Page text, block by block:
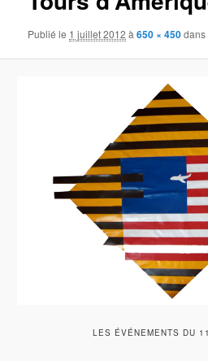
Publié le 1 juillet 2012 à650 × 450dans
LES ÉVÉNEMENTS DU